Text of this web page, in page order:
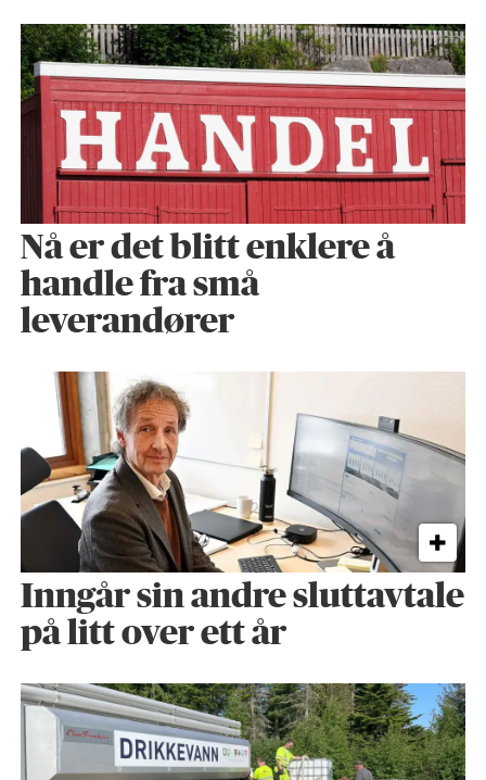
Nå er det blitt enklere å
handle fra små
leverandører
Inngår sin andre sluttavtale
på litt over ett år